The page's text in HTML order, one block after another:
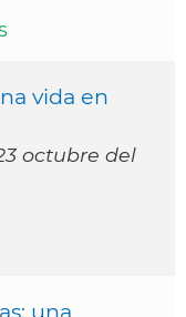
vida en
octubre del
una